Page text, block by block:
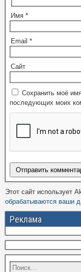
Имя *
Email *
Сайт
Сохранить моё
последующих моих
Этот сайт использует
обрабатываются ваши
Реклама